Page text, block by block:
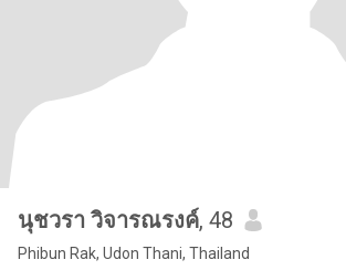
นุชวรา วิจารณรงค์, 48
Phibun Rak, Udon Thani, Thailand